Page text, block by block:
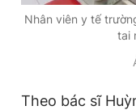
Nhân viên y tế
tai
Theo bác sĩ